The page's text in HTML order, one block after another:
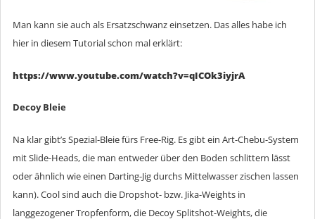
Man kann sie auch als Ersatzschwanz einsetzen. Das alles habe ich
hier in diesem Tutorial schon mal erklärt:
https://www.youtube.com/watch?v=qICOk3iyjrA
Decoy Bleie
Na klar gibt’s Spezial-Bleie fürs Free-Rig. Es gibt ein Art-Chebu-System
mit Slide-Heads, die man entweder über den Boden schlittern lässt
oder ähnlich wie einen Darting-Jig durchs Mittelwasser zischen lassen
kann). Cool sind auch die Dropshot- bzw. Jika-Weights in
langgezogener Tropfenform, die Decoy Splitshot-Weights, die